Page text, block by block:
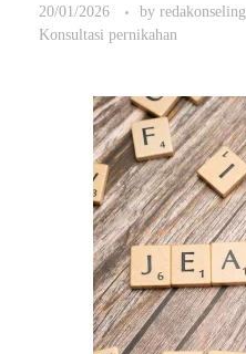
20/01/2026 by redakonseling
Konsultasi pernikahan